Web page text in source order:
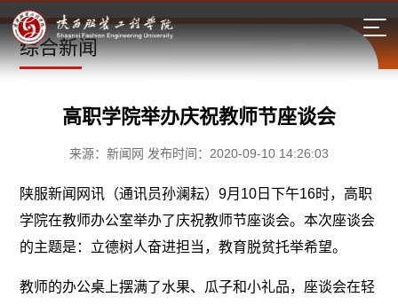
综合新闻
高职学院举办庆祝教师节座谈会
来源：新闻网 发布时间：2020-09-10 14:26:03
陕服新闻网讯（通讯员孙澜耘）9月10日下午16时，高职
学院在教师办公室举办了庆祝教师节座谈会。本次座谈会
的主题是：立德树人奋进担当，教育脱贫托举希望。
教师的办公桌上摆满了水果、瓜子和小礼品，座谈会在轻